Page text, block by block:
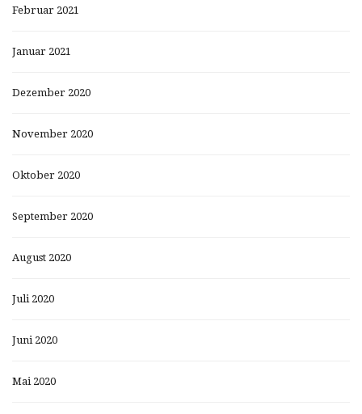
Februar 2021
Januar 2021
Dezember 2020
November 2020
Oktober 2020
September 2020
August 2020
Juli 2020
Juni 2020
Mai 2020